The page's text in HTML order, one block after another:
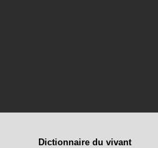
Dictionnaire du vivant